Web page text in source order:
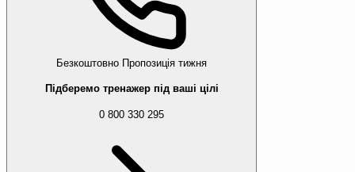
Безкоштовно Пропозиція тижня
Підберемо тренажер під ваші цілі
0 800 330 295